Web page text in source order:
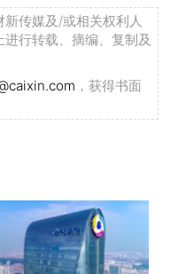
传媒及/或相关权利人
行转载、摘编、复制及
，获得书面